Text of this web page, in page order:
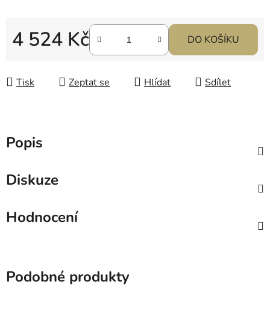
4 524 Kč DO KOŠÍKU
Tisk Zeptat se Hlídat Sdílet
Popis
Diskuze
Hodnocení
Podobné produkty